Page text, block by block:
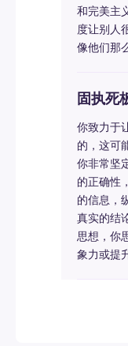
和完美主
度让别人
像他们那
固执死
你致力于
的，这可
你非常坚
的正确性
的信息，
真实的结
思想，你
象力或提